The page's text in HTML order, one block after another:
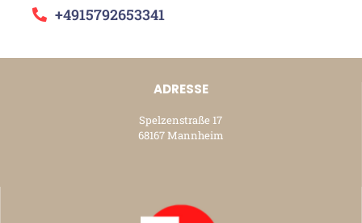
+4915792653341
ADRESSE
Spelzenstraße 17
68167 Mannheim